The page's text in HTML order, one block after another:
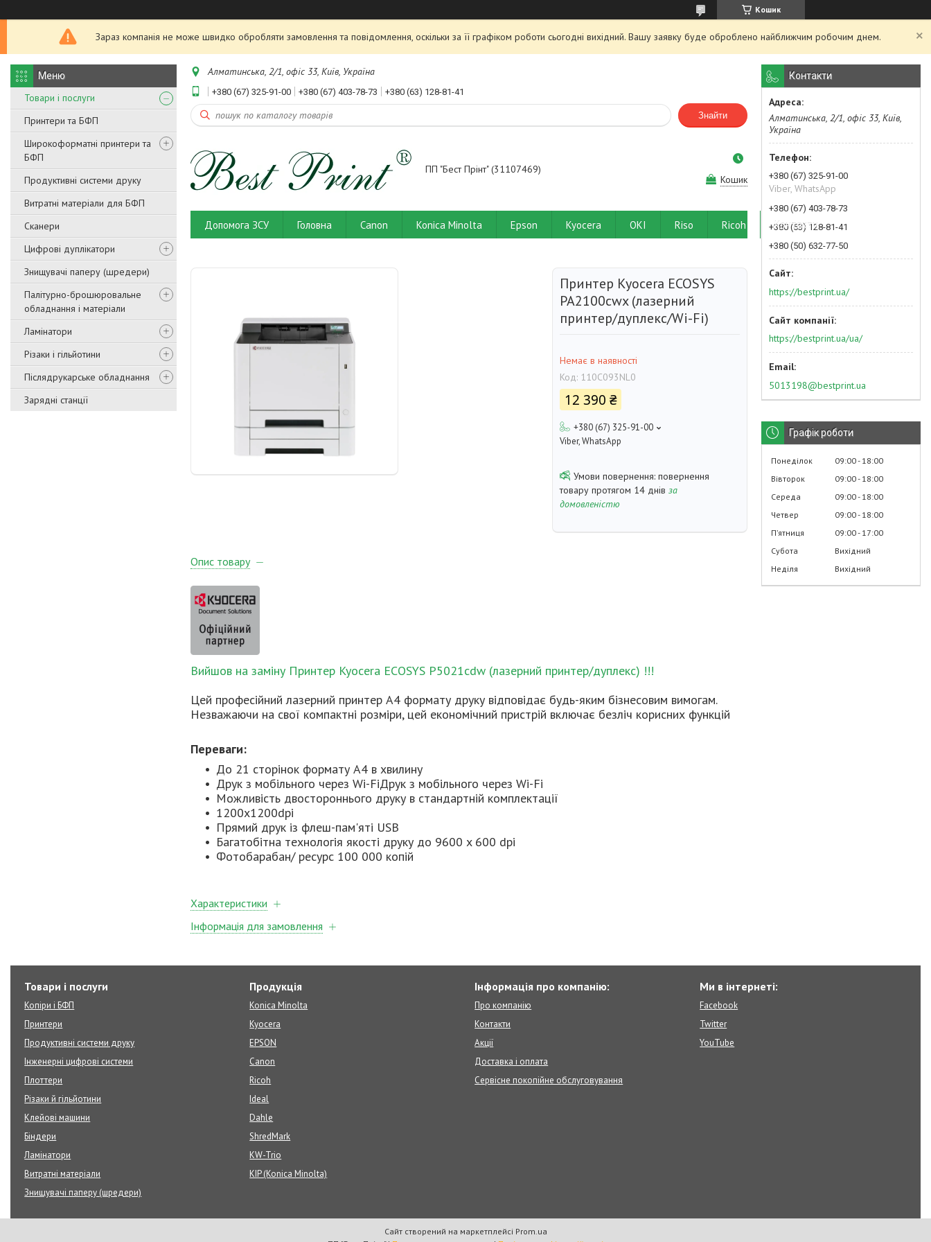
Кошик
Зараз компанія не може швидко обробляти замовлення та повідомлення, оскільки за її графіком роботи сьогодні вихідний. Вашу заявку буде оброблено найближчим робочим днем.
Товари і послуги
Принтери та БФП
Широкоформатні принтери та
БФП
Продуктивні системи друку
Витратні матеріали для БФП
Сканери
Цифрові дуплікатори
Знищувачі паперу (шредери)
Палітурно-брошюровальне
обладнання і матеріали
Ламінатори
Різаки і гільйотини
Післядрукарське обладнання
Зарядні станції
Алматинська, 2/1, офіс 33, Київ, Україна
+380 (67) 325-91-00 +380 (67) 403-78-73 +380 (63) 128-81-41
Знайти
ПП "Бест Прінт" (31107469)
Кошик
Допомога ЗСУ Головна Canon Konica Minolta Epson Kyocera OKI Riso Ricoh Контакти
Принтер Kyocera ECOSYS
PA2100cwx (лазерний
принтер/дуплекс/Wi-Fi)
Немає в наявності
Код: 110C093NL0
12 390 ₴
+380 (67) 325-91-00
Viber, WhatsApp
повернення
товару протягом 14 днів за
домовленістю
Опис товару
Вийшов на заміну Принтер Kyocera ECOSYS P5021cdw (лазерний принтер/дуплекс) !!!
Цей професійний лазерний принтер А4 формату друку відповідає будь-яким бізнесовим вимогам.
Незважаючи на свої компактні розміри, цей економічний пристрій включає безліч корисних функцій
Переваги:
До 21 сторінок формату А4 в хвилину
Друк з мобільного через Wi-FiДрук з мобільного через Wi-Fi
Можливість двостороннього друку в стандартній комплектації
1200x1200dpi
Прямий друк із флеш-пам'яті USB
Багатобітна технологія якості друку до 9600 x 600 dpi
Фотобарабан/ ресурс 100 000 копій
Характеристики
Інформація для замовлення
Контакти
Алматинська, 2/1, офіс 33, Київ,
Україна
+380 (67) 325-91-00
Viber, WhatsApp
+380 (67) 403-78-73
+380 (63) 128-81-41
+380 (50) 632-77-50
https://bestprint.ua/
https://bestprint.ua/ua/
5013198@bestprint.ua
Графік роботи
Понеділок 09:00 18:00
Вівторок
09:00 18:00
Середа
09:00 18:00
Четвер
09:00 18:00
Пʼятниця
09:00 17:00
Субота
Вихідний
Неділя
Вихідний
Товари і послуги
Копіри і БФП
Принтери
Продуктивні системи друку
Інженерні цифрові системи
Плоттери
Різаки й гільйотини
Клейові машини
Біндери
Ламінатори
Витратні матеріали
Знищувачі паперу (шредери)
Продукція
Konica Minolta
Kyocera
EPSON
Canon
Ricoh
Ideal
Dahle
ShredMark
KW-Trio
KIP (Konica Minolta)
Інформація про компанію:
Про компанію
Контакти
Акції
Доставка і оплата
Сервісне покопійне обслуговування
Ми в інтернеті:
Facebook
Twitter
YouTube
Сайт створений на маркетплейсі Prom.ua